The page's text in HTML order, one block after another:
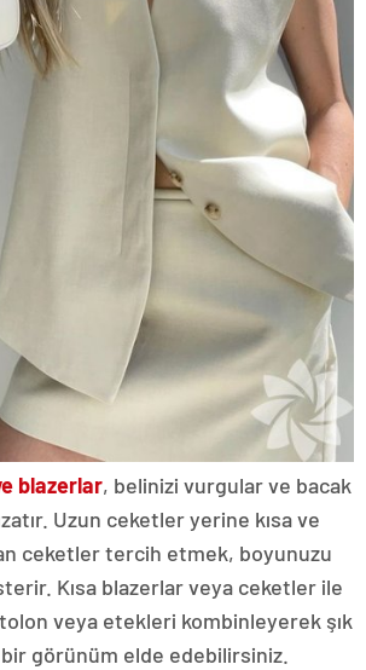
blazerlar, belinizi vurgular ve bacak
Uzun ceketler yerine kısa ve
ceketler tercih etmek, boyunuzu
Kısa blazerlar veya ceketler ile
veya etekleri kombinleyerek şık
görünüm elde edebilirsiniz.